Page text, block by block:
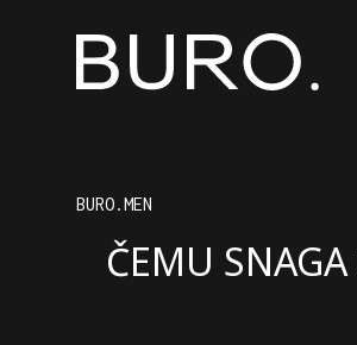
BURO.MEN
ČEMU